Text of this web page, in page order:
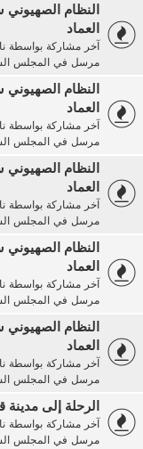
النظام
العماد
آخر مشاركة بواسطة
مرسل في المجلس
النظام
العماد
آخر مشاركة بواسطة
مرسل في المجلس
النظام
العماد
آخر مشاركة بواسطة
مرسل في المجلس
النظام
العماد
آخر مشاركة بواسطة
مرسل في المجلس
النظام
العماد
آخر مشاركة بواسطة
مرسل في المجلس
الرحلة إلى مدينة
آخر مشاركة بواسطة
مرسل في المجلس